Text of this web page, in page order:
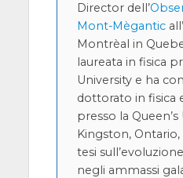
Director dell’
Mont-Mègantic
Montrèal in
laureata in fisica
University e ha
dottorato in fisica
presso la Queen’s
Kingston, Ontario,
tesi
negli ammassi